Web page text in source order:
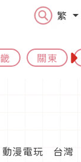
繁
關東
動漫電玩 台灣